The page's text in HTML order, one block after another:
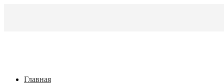
Главная